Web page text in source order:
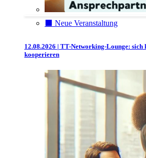
⬛️ Neue Veranstaltung
12.08.2026 | TT-Networking-Lounge: sich
kooperieren